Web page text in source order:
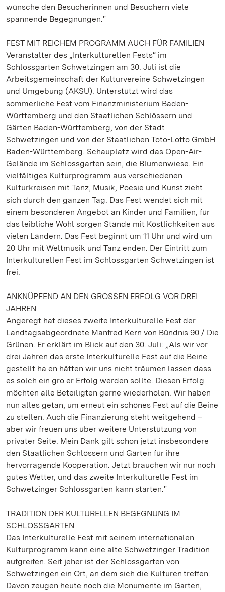
wünsche den Besucherinnen und Besuchern viele
spannende Begegnungen."
FEST MIT REICHEM PROGRAMM AUCH FÜR FAMILIEN
Veranstalter des „Interkulturellen Fests“ im
Schlossgarten Schwetzingen am 30. Juli ist die
Arbeitsgemeinschaft der Kulturvereine Schwetzingen
und Umgebung (AKSU). Unterstützt wird das
sommerliche Fest vom Finanzministerium Baden-
Württemberg und den Staatlichen Schlössern und
Gärten Baden-Württemberg, von der Stadt
Schwetzingen und von der Staatlichen Toto-Lotto GmbH
Baden-Württemberg. Schauplatz wird das Open-Air-
Gelände im Schlossgarten sein, die Blumenwiese. Ein
vielfältiges Kulturprogramm aus verschiedenen
Kulturkreisen mit Tanz, Musik, Poesie und Kunst zieht
sich durch den ganzen Tag. Das Fest wendet sich mit
einem besonderen Angebot an Kinder und Familien, für
das leibliche Wohl sorgen Stände mit Köstlichkeiten aus
vielen Ländern. Das Fest beginnt um 11 Uhr und wird um
20 Uhr mit Weltmusik und Tanz enden. Der Eintritt zum
Interkulturellen Fest im Schlossgarten Schwetzingen ist
frei.
ANKNÜPFEND AN DEN GROSSEN ERFOLG VOR DREI
JAHREN
Angeregt hat dieses zweite Interkulturelle Fest der
Landtagsabgeordnete Manfred Kern von Bündnis 90 / Die
Grünen. Er erklärt im Blick auf den 30. Juli: „Als wir vor
drei Jahren das erste Interkulturelle Fest auf die Beine
gestellt ha en hätten wir uns nicht träumen lassen dass
es solch ein gro er Erfolg werden sollte. Diesen Erfolg
möchten alle Beteiligten gerne wiederholen. Wir haben
nun alles getan, um erneut ein schönes Fest auf die Beine
zu stellen. Auch die Finanzierung steht weitgehend –
aber wir freuen uns über weitere Unterstützung von
privater Seite. Mein Dank gilt schon jetzt insbesondere
den Staatlichen Schlössern und Gärten für ihre
hervorragende Kooperation. Jetzt brauchen wir nur noch
gutes Wetter, und das zweite Interkulturelle Fest im
Schwetzinger Schlossgarten kann starten."
TRADITION DER KULTURELLEN BEGEGNUNG IM
SCHLOSSGARTEN
Das Interkulturelle Fest mit seinem internationalen
Kulturprogramm kann eine alte Schwetzinger Tradition
aufgreifen. Seit jeher ist der Schlossgarten von
Schwetzingen ein Ort, an dem sich die Kulturen treffen:
Davon zeugen heute noch die Monumente im Garten,